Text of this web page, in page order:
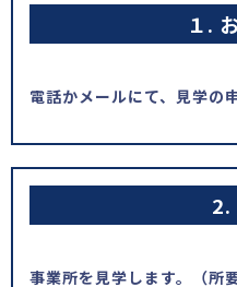
１.
電話かメールにて、見学の
2.
事業所を見学します。（所